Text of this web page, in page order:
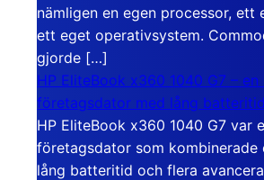
nämligen en egen processor, ett
ett eget operativsystem.
gjorde […]
HP EliteBook x360 1040 G7 – en
företagsdator med lång batteritid
HP EliteBook x360 1040 G7 var
företagsdator som kombinerade
lång batteritid och flera